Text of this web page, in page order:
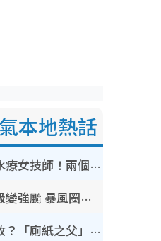
本地熱話
銀行高層戀上水療女技師！兩個月借128萬驚覺「沉船」沉落火海 揭背後疑似邪教操控賣淫
颱風白海豚升級變強颱 暴風圈半徑達320公里 面積足以覆蓋多個城市
廁紙向外定內放？「廁紙之父」專利圖曝光！官方揭正確擺法：放錯易貼牆積菌！